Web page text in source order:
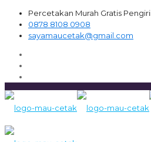
Percetakan Murah Gratis
0878 8108 0908
sayamaucetak@gmail.com